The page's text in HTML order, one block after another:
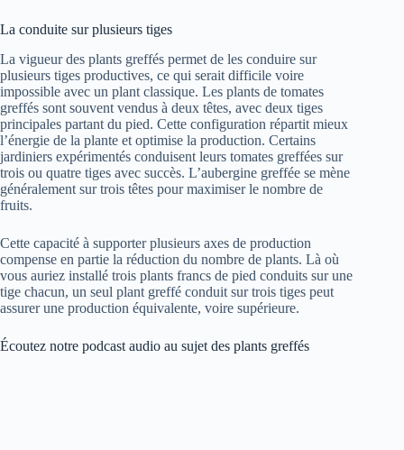
La conduite sur plusieurs tiges
La vigueur des plants greffés permet de les conduire sur
plusieurs tiges productives, ce qui serait difficile voire
impossible avec un plant classique. Les plants de tomates
greffés sont souvent vendus à deux têtes, avec deux tiges
principales partant du pied. Cette configuration répartit mieux
l’énergie de la plante et optimise la production. Certains
jardiniers expérimentés conduisent leurs tomates greffées sur
trois ou quatre tiges avec succès. L’aubergine greffée se mène
généralement sur trois têtes pour maximiser le nombre de
fruits.
Cette capacité à supporter plusieurs axes de production
compense en partie la réduction du nombre de plants. Là où
vous auriez installé trois plants francs de pied conduits sur une
tige chacun, un seul plant greffé conduit sur trois tiges peut
assurer une production équivalente, voire supérieure.
Écoutez notre podcast audio au sujet des plants greffés